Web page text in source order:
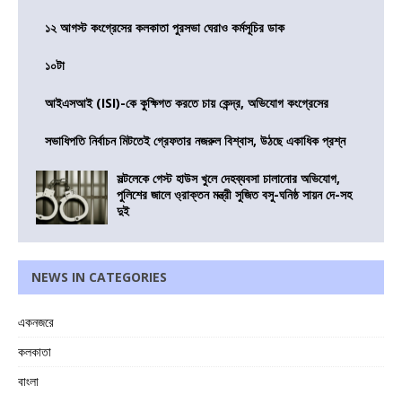
১২ আগস্ট কংগ্রেসের কলকাতা পুরসভা ঘেরাও কর্মসূচির ডাক
১০টা
আইএসআই (ISI)-কে কুক্ষিগত করতে চায় কেন্দ্র, অভিযোগ কংগ্রেসের
সভাধিপতি নির্বাচন মিটতেই গ্রেফতার নজরুল বিশ্বাস, উঠছে একাধিক প্রশ্ন
সল্টলেকে গেস্ট হাউস খুলে দেহব্যবসা চালানোর অভিযোগ,
পুলিশের জালে ও্রাক্তন মন্ত্রী সুজিত বসু-ঘনিষ্ঠ সায়ন দে-সহ
দুই
NEWS IN CATEGORIES
একনজরে
কলকাতা
বাংলা